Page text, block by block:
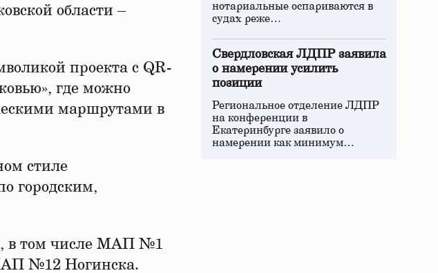
области –
проекта с QR-
где можно
маршрутами в
стиле
городским,
в том числе МАП №1
№12 Ногинска.
нотариальные оспариваются в
судах реже…
Свердловская ЛДПР заявила
о намерении усилить
позиции
Региональное отделение ЛДПР
на конференции в
Екатеринбурге заявило о
намерении как минимум…